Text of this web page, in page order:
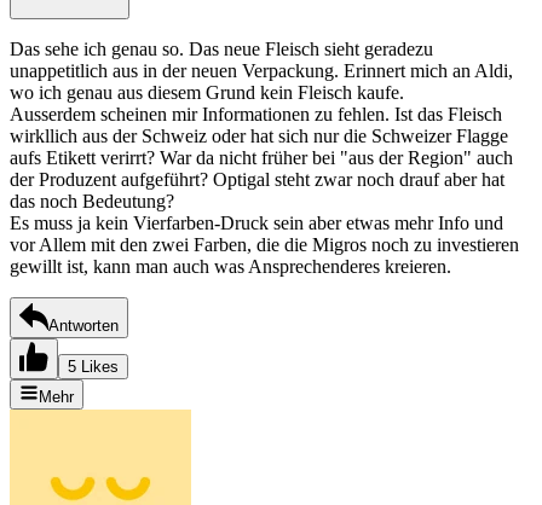
Das sehe ich genau so. Das neue Fleisch sieht geradezu
unappetitlich aus in der neuen Verpackung. Erinnert mich an Aldi,
wo ich genau aus diesem Grund kein Fleisch kaufe.
Ausserdem scheinen mir Informationen zu fehlen. Ist das Fleisch
wirkllich aus der Schweiz oder hat sich nur die Schweizer Flagge
aufs Etikett verirrt? War da nicht früher bei "aus der Region" auch
der Produzent aufgeführt? Optigal steht zwar noch drauf aber hat
das noch Bedeutung?
Es muss ja kein Vierfarben-Druck sein aber etwas mehr Info und
vor Allem mit den zwei Farben, die die Migros noch zu investieren
gewillt ist, kann man auch was Ansprechenderes kreieren.
Antworten
5 Likes
Mehr